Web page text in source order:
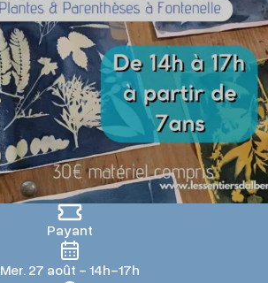
Payant
Mer. 27 août - 14h-17h